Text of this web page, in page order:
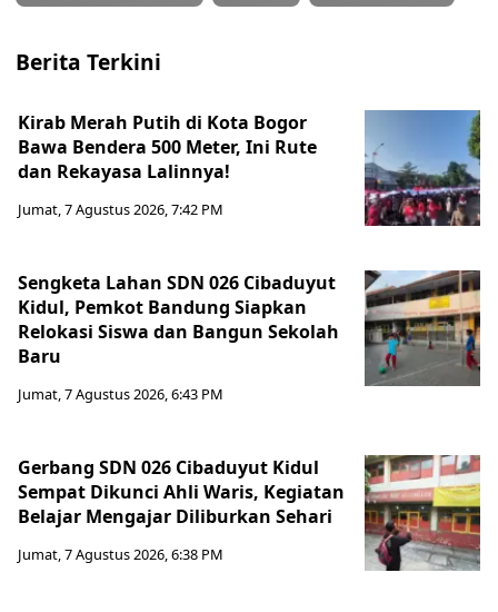
Berita Terkini
Kirab Merah Putih di Kota Bogor
Bawa Bendera 500 Meter, Ini Rute
dan Rekayasa Lalinnya!
Jumat, 7 Agustus 2026, 7:42 PM
Sengketa Lahan SDN 026 Cibaduyut
Kidul, Pemkot Bandung Siapkan
Relokasi Siswa dan Bangun Sekolah
Baru
Jumat, 7 Agustus 2026, 6:43 PM
Gerbang SDN 026 Cibaduyut Kidul
Sempat Dikunci Ahli Waris, Kegiatan
Belajar Mengajar Diliburkan Sehari
Jumat, 7 Agustus 2026, 6:38 PM